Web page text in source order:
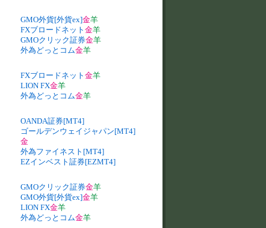
GMO外貨[外貨ex]金羊
FXブロードネット 金羊
GMOクリック証券金羊
外為どっとコム金羊
FXブロードネット 金羊
LION FX金羊
外為どっとコム金羊
OANDA証券[MT4]
ゴールデンウェイジャパン[MT4]
金
外為ファイネスト[MT4]
EZインベスト証券[EZMT4]
GMOクリック証券金羊
GMO外貨[外貨ex]金羊
LION FX金羊
外為どっとコム金羊